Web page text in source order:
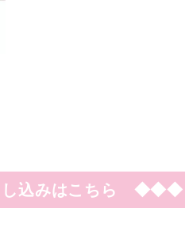
し込みはこちら ◆◆◆